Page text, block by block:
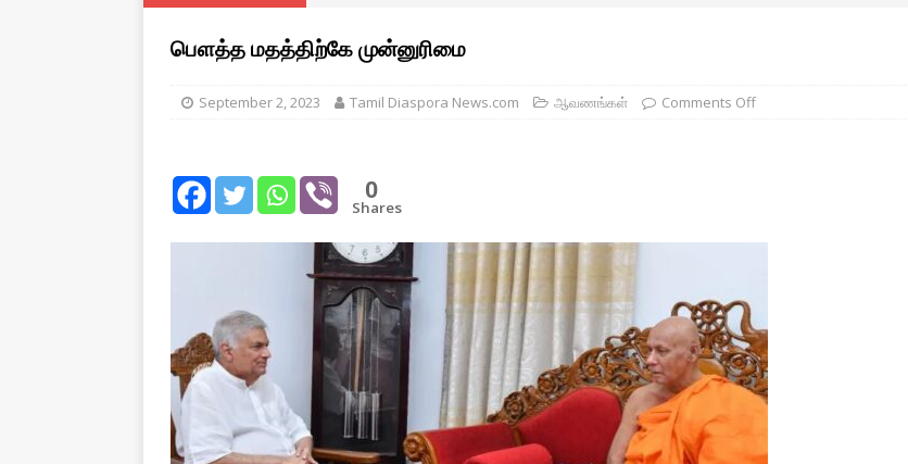
[ August 2, 2026 ] Obituary: Manoranjitham “Ranji” SriKanthan (1954–2026), Boston,
Massachusetts
துயர் பகிர்வு
IMPORTANT
[ August 1, 2026 ]
IMPORTANT
[ July 30, 2026 ]
தமிழ் மக்களுக்கான சர்வதேச அரசியல் தீர்வின் அவசியத்தை மகா சங்க மாநாடு
வலியுறுத்துகிறது
IMPORTANT
பௌத்த மதத்திற்கே முன்னுரிமை
September 2, 2023 Tamil Diaspora News.com ஆவணங்கள் Comments Off
0
Shares